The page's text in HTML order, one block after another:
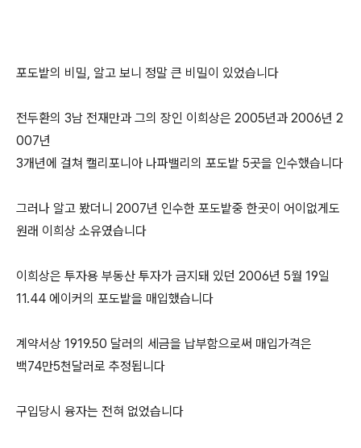
포도밭의 비밀, 알고 보니 정말 큰 비밀이 있었습니다
전두환의 3남 전재만과 그의 장인 이희상은 2005년과 2006년 2
007년
3개년에 걸쳐 캘리포니아 나파밸리의 포도밭 5곳을 인수했습니다
그러나 알고 봤더니 2007년 인수한 포도밭중 한곳이 어이없게도
원래 이희상 소유였습니다
이희상은 투자용 부동산 투자가 금지돼 있던 2006년 5월 19일
11.44 에이커의 포도밭을 매입했습니다
계약서상 1919.50 달러의 세금을 납부함으로써 매입가격은
백74만5천달러로 추정됩니다
구입당시 융자는 전혀 없었습니다